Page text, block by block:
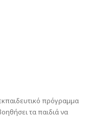
πρόγραμμα
τα παιδιά να